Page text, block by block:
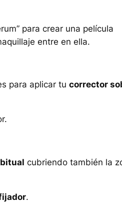
para crear una película
entre en ella.
para aplicar tu corrector
cubriendo también la
.